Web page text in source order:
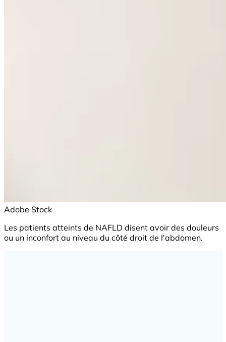
Adobe Stock
Les patients atteints de NAFLD disent avoir des douleurs
ou un inconfort au niveau du côté droit de l'abdomen.